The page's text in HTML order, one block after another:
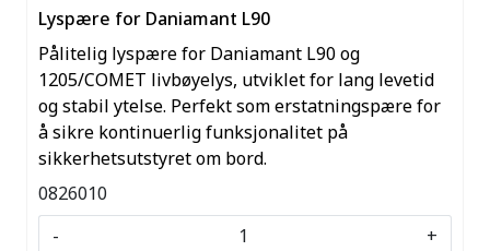
Lyspære for Daniamant L90
Pålitelig lyspære for Daniamant L90 og
1205/COMET livbøyelys, utviklet for lang levetid
og stabil ytelse. Perfekt som erstatningspære for
å sikre kontinuerlig funksjonalitet på
sikkerhetsutstyret om bord.
0826010
-
+